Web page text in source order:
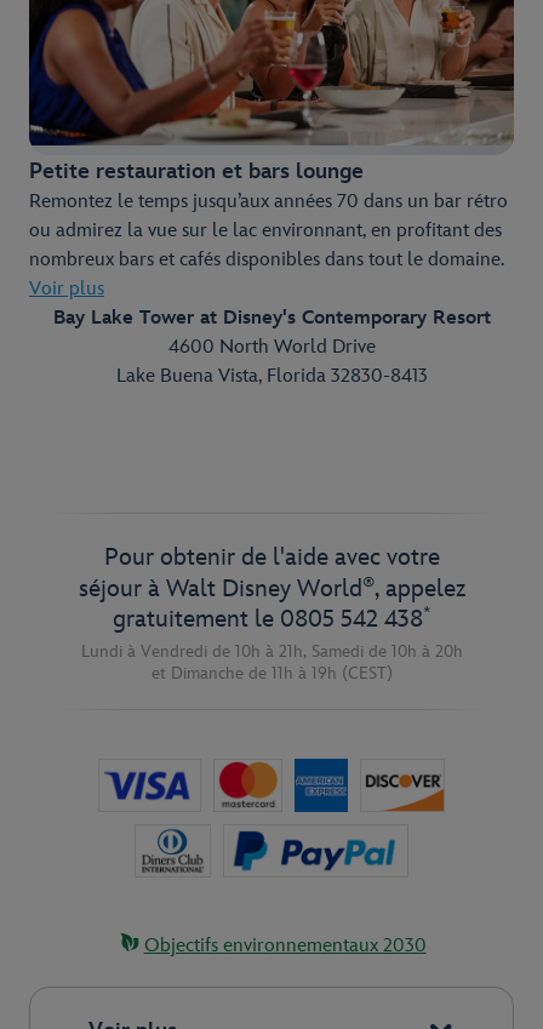
Petite restauration et bars lounge
Remontez le temps jusqu’aux années 70 dans un bar rétro
ou admirez la vue sur le lac environnant, en profitant des
nombreux bars et cafés disponibles dans tout le domaine.
Voir plus
Bay Lake Tower at Disney's Contemporary Resort
4600 North World Drive
Lake Buena Vista, Florida 32830-8413
Pour obtenir de l'aide avec votre
séjour à Walt Disney World ®, appelez
gratuitement le 0805 542 438*
Lundi à Vendredi de 10h à 21h, Samedi de 10h à 20h
et Dimanche de 11h à 19h (CEST)
Objectifs environnementaux 2030